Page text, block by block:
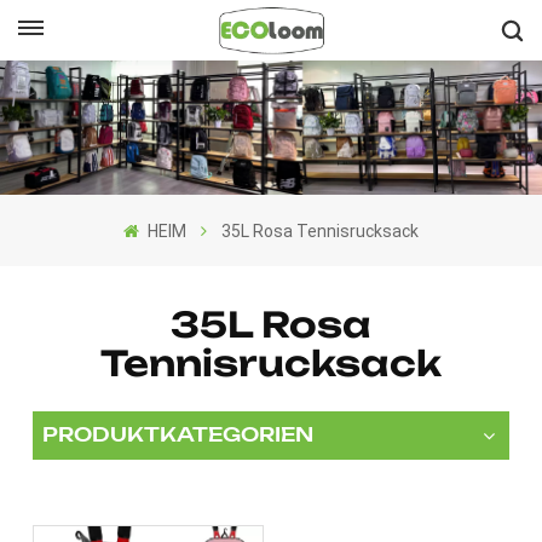
English
Français
Nederlands
HEIM 35L Rosa Tennisrucksack
35L Rosa
Tennisrucksack
PRODUKTKATEGORIEN